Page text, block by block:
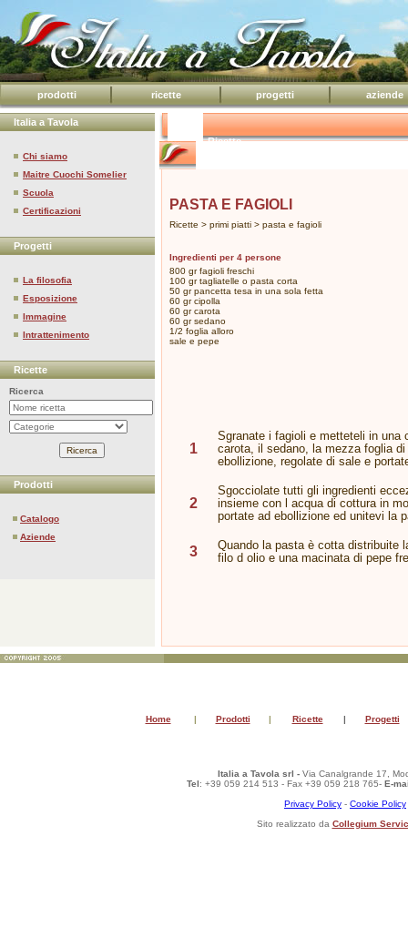
prodotti ricette progetti aziende
Italia a Tavola
Chi siamo
Maitre Cuochi Somelier
Scuola
Certificazioni
Progetti
La filosofia
Esposizione
Immagine
Intrattenimento
Ricette
Ricerca
Prodotti
Catalogo
Aziende
Ricette
PASTA E FAGIOLI
Ricette > primi piatti > pasta e fagioli
Ingredienti per 4 persone
800 gr fagioli freschi
100 gr tagliatelle o pasta corta
50 gr pancetta tesa in una sola fetta
60 gr cipolla
60 gr carota
60 gr sedano
1/2 foglia alloro
sale e pepe
1
Sgranate i fagioli e metteteli in una
carota, il sedano, la mezza foglia
ebollizione, regolate di sale e
2
Sgocciolate tutti gli ingredienti
insieme con l acqua di cottura in
portate ad ebollizione ed unitevi la
3
Quando la pasta è cotta distribuite
filo d olio e una macinata di pepe
Home | Prodotti | Ricette | Progetti
Italia a Tavola srl - Via Canalgrande 17,
Tel: +39 059 214 513 - Fax +39 059 218 765- E-
Privacy Policy - Cookie Policy
Sito realizzato da Collegium